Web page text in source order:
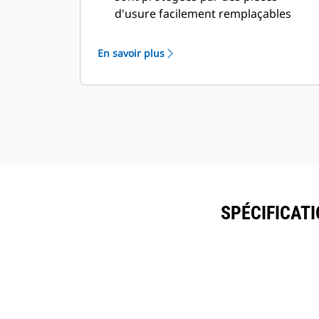
d'usure facilement remplaçables
Prolongez la durée d'exploitation de
chaque lame avant remplacement. La
plupart des lames de coupe peuvent
corps du vérin principal est protégé
à l'intérieur de l'enveloppe.
En savoir plus